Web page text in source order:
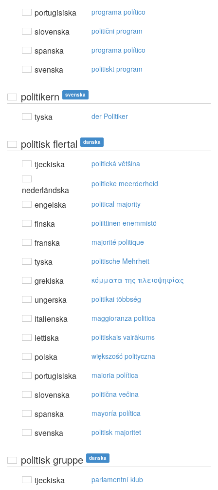
portugisiska programa político
slovenska politični program
spanska programa político
svenska politiskt program
politikern svenska
tyska der Politiker
politisk flertal danska
tjeckiska politická většina
nederländska
politieke meerderheid
engelska political majority
finska poliittinen enemmistö
franska majorité politique
tyska politische Mehrheit
grekiska κόμματα της πλειoψηφίας
ungerska politikai többség
italienska maggioranza politica
lettiska politiskais vairākums
polska większość polityczna
portugisiska maioria política
slovenska politična večina
spanska mayoría política
svenska politisk majoritet
politisk gruppe danska
tjeckiska parlamentní klub